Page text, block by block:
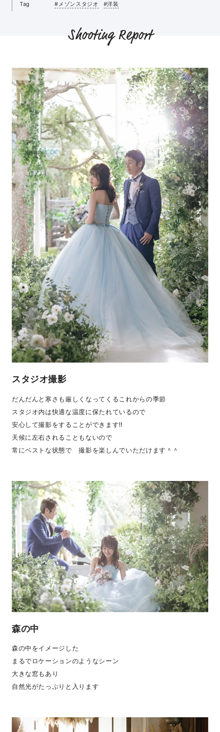
Tag
#メゾンスタジオ #洋装
Shooting Report
スタジオ撮影
だんだんと寒さも厳しくなってくるこれからの季節
スタジオ内は快適な温度に保たれているので
安心して撮影をすることができます‼︎
天候に左右されることもないので
常にベストな状態で 撮影を楽しんでいただけます＾＾
森の中
森の中をイメージした
まるでロケーションのようなシーン
大きな窓もあり
自然光がたっぷりと入ります